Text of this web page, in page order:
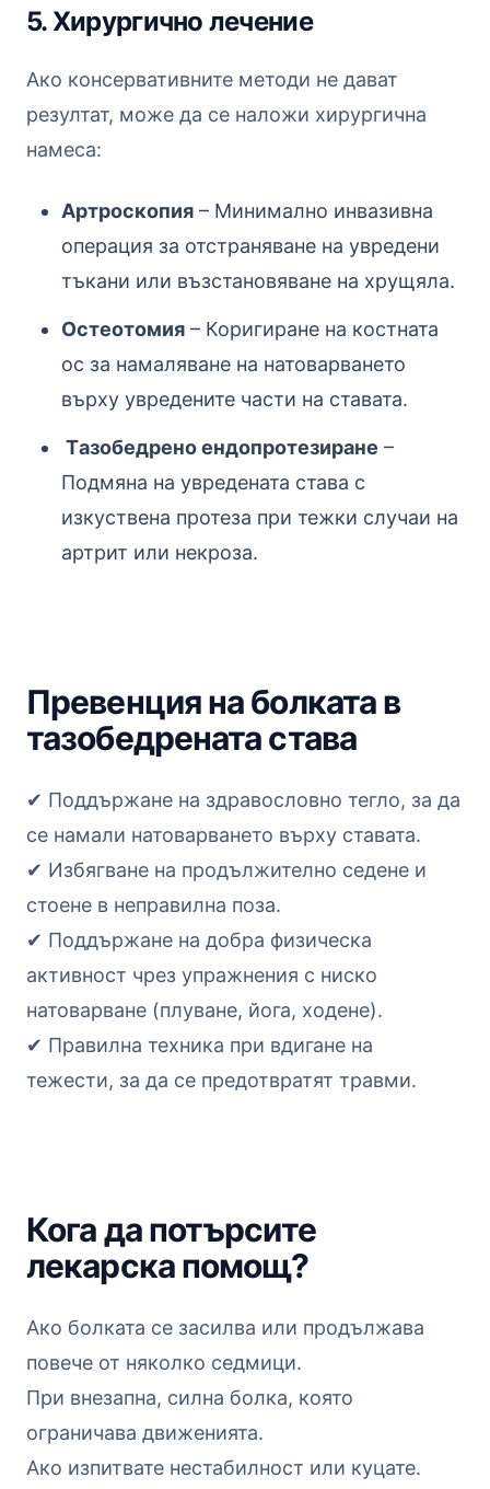
5. Хирургично лечение
Ако консервативните методи не дават
резултат, може да се наложи хирургична
намеса:
Артроскопия – Минимално инвазивна
операция за отстраняване на увредени
тъкани или възстановяване на хрущяла.
Остеотомия – Коригиране на костната
ос за намаляване на натоварването
върху увредените части на ставата.
Tазобедрено ендопротезиране –
Подмяна на увредената става с
изкуствена протеза при тежки случаи на
артрит или некроза.
Превенция на болката в
тазобедрената става
✔ Поддържане на здравословно тегло, за да
се намали натоварването върху ставата.
✔ Избягване на продължително седене и
стоене в неправилна поза.
✔ Поддържане на добра физическа
активност чрез упражнения с ниско
натоварване (плуване, йога, ходене).
✔ Правилна техника при вдигане на
тежести, за да се предотвратят травми.
Кога да потърсите
лекарска помощ?
Ако болката се засилва или продължава
повече от няколко седмици.
При внезапна, силна болка, която
ограничава движенията.
Ако изпитвате нестабилност или куцате.